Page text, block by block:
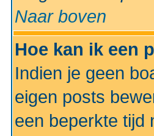
Naar boven
Hoe kan ik een
Indien je geen
eigen posts
een beperkte tijd